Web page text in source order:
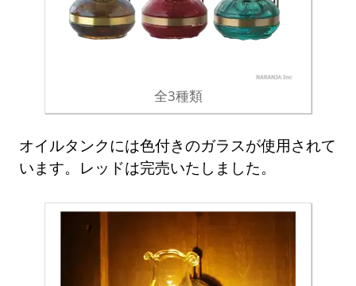
全3種類
オイルタンクには色付きのガラスが使用されて
います。レッドは完売いたしました。